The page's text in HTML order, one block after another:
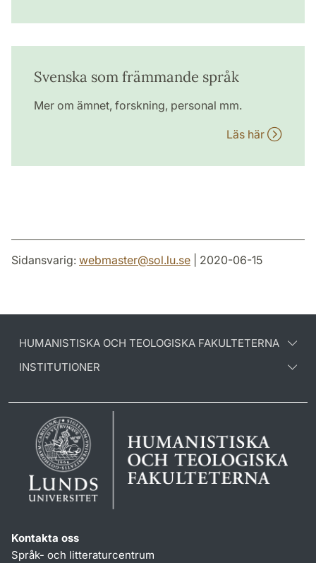
Svenska som främmande språk
Mer om ämnet, forskning, personal mm.
Läs här
Sidansvarig: webmaster@sol.lu.se | 2020-06-15
HUMANISTISKA OCH TEOLOGISKA FAKULTETERNA
INSTITUTIONER
Kontakta oss
Språk- och litteraturcentrum